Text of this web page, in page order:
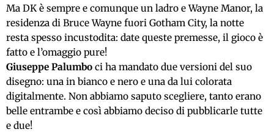
Ma DK è sempre e comunque un ladro e Wayne Manor, la
residenza di Bruce Wayne fuori Gotham City, la notte
resta spesso incustodita: date queste premesse, il gioco è
fatto e l’omaggio pure!
Giuseppe Palumbo ci ha mandato due versioni del suo
disegno: una in bianco e nero e una da lui colorata
digitalmente. Non abbiamo saputo scegliere, tanto erano
belle entrambe e così abbiamo deciso di pubblicarle tutte
e due!